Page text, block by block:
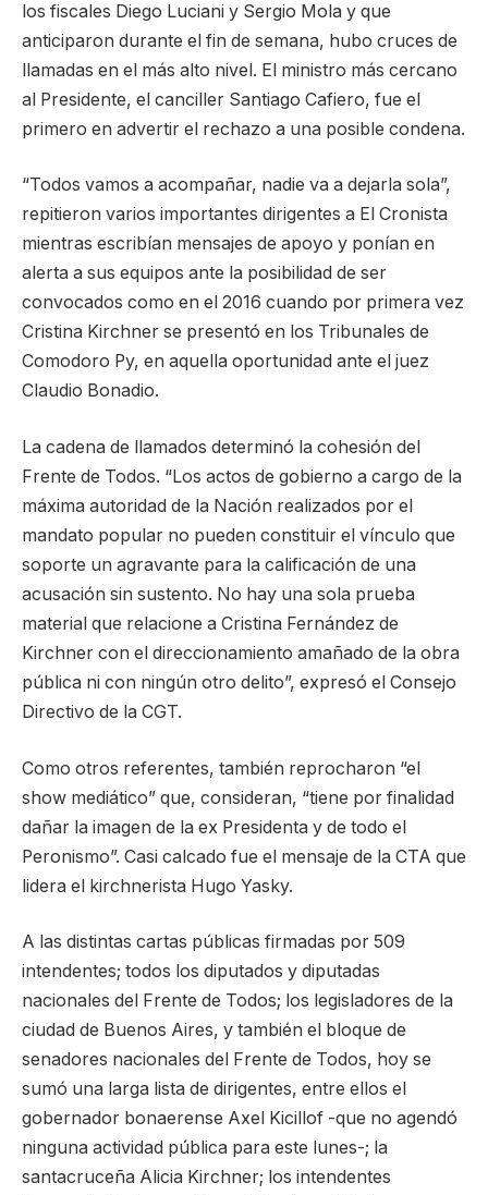
los fiscales Diego Luciani y Sergio Mola y que
anticiparon durante el fin de semana, hubo cruces de
llamadas en el más alto nivel. El ministro más cercano
al Presidente, el canciller Santiago Cafiero, fue el
primero en advertir el rechazo a una posible condena.
“Todos vamos a acompañar, nadie va a dejarla sola”,
repitieron varios importantes dirigentes a El Cronista
mientras escribían mensajes de apoyo y ponían en
alerta a sus equipos ante la posibilidad de ser
convocados como en el 2016 cuando por primera vez
Cristina Kirchner se presentó en los Tribunales de
Comodoro Py, en aquella oportunidad ante el juez
Claudio Bonadio.
La cadena de llamados determinó la cohesión del
Frente de Todos. “Los actos de gobierno a cargo de la
máxima autoridad de la Nación realizados por el
mandato popular no pueden constituir el vínculo que
soporte un agravante para la calificación de una
acusación sin sustento. No hay una sola prueba
material que relacione a Cristina Fernández de
Kirchner con el direccionamiento amañado de la obra
pública ni con ningún otro delito”, expresó el Consejo
Directivo de la CGT.
Como otros referentes, también reprocharon “el
show mediático” que, consideran, “tiene por finalidad
dañar la imagen de la ex Presidenta y de todo el
Peronismo”. Casi calcado fue el mensaje de la CTA que
lidera el kirchnerista Hugo Yasky.
A las distintas cartas públicas firmadas por 509
intendentes; todos los diputados y diputadas
nacionales del Frente de Todos; los legisladores de la
ciudad de Buenos Aires, y también el bloque de
senadores nacionales del Frente de Todos, hoy se
sumó una larga lista de dirigentes, entre ellos el
gobernador bonaerense Axel Kicillof -que no agendó
ninguna actividad pública para este lunes-; la
santacruceña Alicia Kirchner; los intendentes